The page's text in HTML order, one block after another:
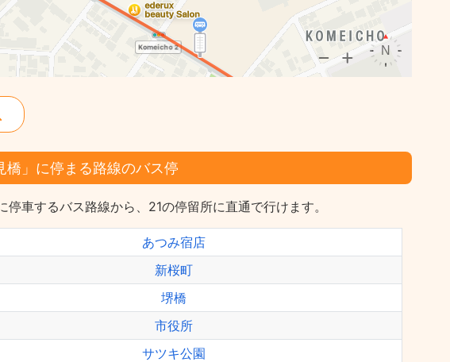
橋」に停まる路線のバス停
停車するバス路線から、21の停留所に直通で行けます。
あつみ宿店
新桜町
堺橋
市役所
サツキ公園